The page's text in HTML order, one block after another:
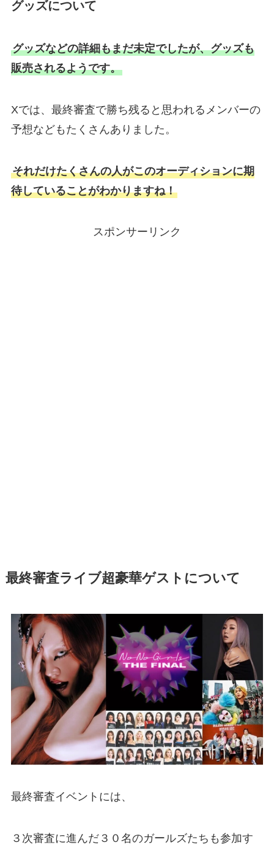
グッズについて
グッズなどの詳細もまだ未定でしたが、グッズも
販売されるようです。
Xでは、最終審査で勝ち残ると思われるメンバーの
予想などもたくさんありました。
それだけたくさんの人がこのオーディションに期
待していることがわかりますね！
スポンサーリンク
最終審査ライブ超豪華ゲストについて
最終審査イベントには、
３次審査に進んだ３０名のガールズたちも参加す